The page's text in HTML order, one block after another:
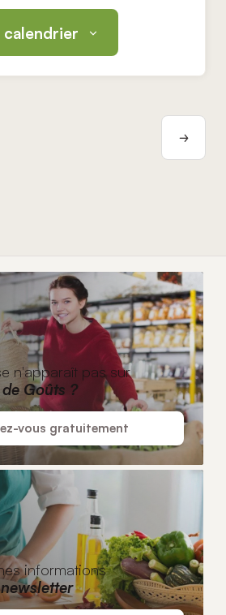
calendrier
n'apparaît pas sur
Goûts ?
vous gratuitement
informations